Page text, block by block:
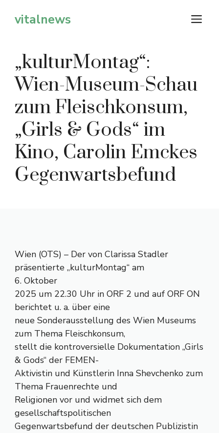
Inhaltvitalnews
„kulturMontag“:
Wien-Museum-Schau
zum Fleischkonsum,
„Girls & Gods“ im
Kino, Carolin Emckes
Gegenwartsbefund
Wien (OTS) – Der von Clarissa Stadler
präsentierte „kulturMontag“ am
6. Oktober
2025 um 22.30 Uhr in ORF 2 und auf ORF ON
berichtet u. a. über eine
neue Sonderausstellung des Wien Museums
zum Thema Fleischkonsum,
stellt die kontroversielle Dokumentation „Girls
& Gods“ der FEMEN-
Aktivistin und Künstlerin Inna Shevchenko zum
Thema Frauenrechte und
Religionen vor und widmet sich dem
gesellschaftspolitischen
Gegenwartsbefund der deutschen Publizistin